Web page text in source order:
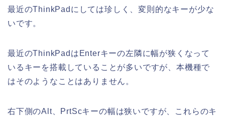
最近のThinkPadにしては珍しく、変則的なキーが少な
いです。
最近のThinkPadはEnterキーの左隣に幅が狭くなって
いるキーを搭載していることが多いですが、本機種で
はそのようなことはありません。
右下側のAlt、PrtScキーの幅は狭いですが、これらのキ